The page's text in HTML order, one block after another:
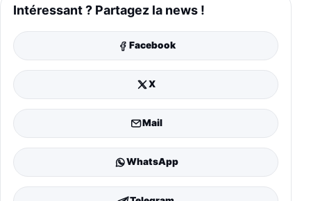
Intéressant ? Partagez la news !
Facebook
X
Mail
WhatsApp